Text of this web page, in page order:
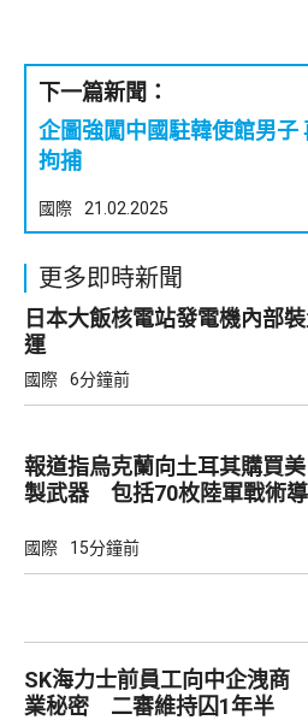
下一篇新聞：
企圖強闖中國駐韓使館男子 再強闖警署被
拘捕
國際 21.02.2025
更多即時新聞
日本大飯核電站發電機內部
運
國際 6分鐘前
報道指烏克蘭向土耳其購買美
製武器 包括70枚陸軍戰術導
國際 15分鐘前
SK海力士前員工向中企洩商
業秘密 二審維持囚1年半